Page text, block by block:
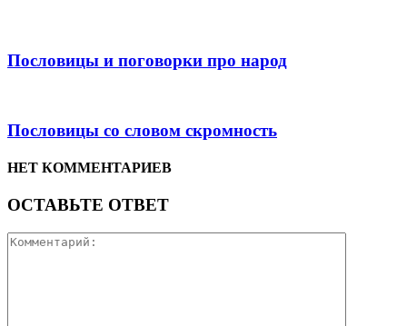
Пословицы и поговорки про народ
Пословицы со словом скромность
НЕТ КОММЕНТАРИЕВ
ОСТАВЬТЕ ОТВЕТ